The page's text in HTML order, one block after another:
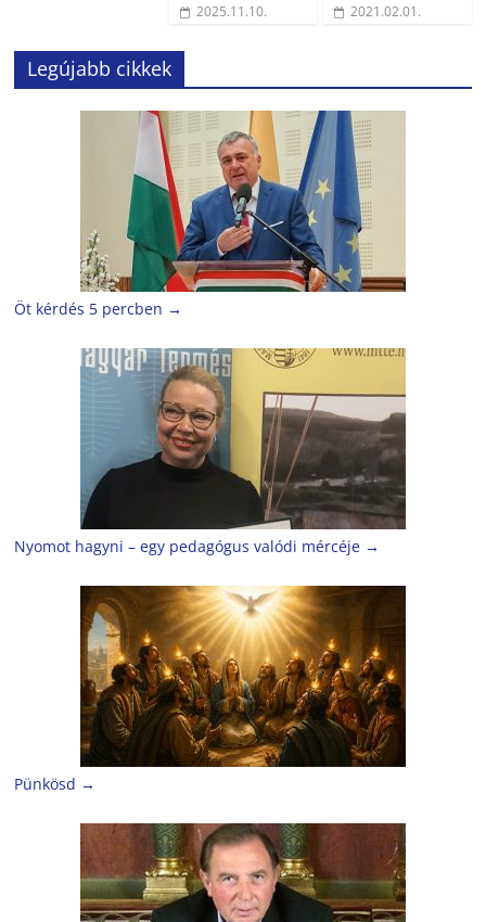
2025.11.10. 2021.02.01.
Legújabb cikkek
Öt kérdés 5 percben →
Nyomot hagyni – egy pedagógus valódi mércéje →
Pünkösd →